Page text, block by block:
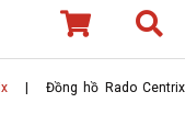
| Đồng hồ Rado Centrix